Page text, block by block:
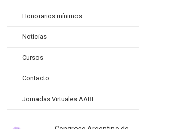
Honorarios mínimos
Noticias
Cursos
Contacto
Jornadas Virtuales AABE